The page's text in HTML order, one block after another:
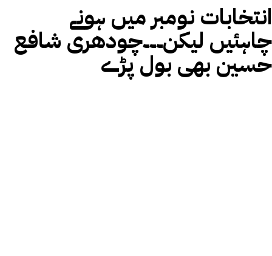
انتخابات نومبر میں ہونے
چاہئیں لیکن۔۔۔چودھری شافع
حسین بھی بول پڑے